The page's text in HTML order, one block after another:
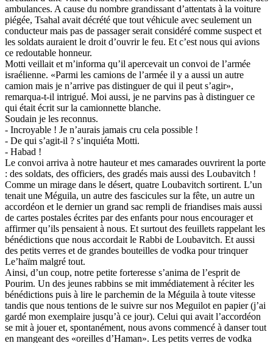
ambulances. A cause du nombre grandissant d’attentats à la voiture
piégée, Tsahal avait décrété que tout véhicule avec seulement un
conducteur mais pas de passager serait considéré comme suspect et
les soldats auraient le droit d’ouvrir le feu. Et c’est nous qui avions
ce redoutable honneur.
Motti veillait et m’informa qu’il apercevait un convoi de l’armée
israélienne. «Parmi les camions de l’armée il y a aussi un autre
camion mais je n’arrive pas distinguer de qui il peut s’agir»,
remarqua-t-il intrigué. Moi aussi, je ne parvins pas à distinguer ce
qui était écrit sur la camionnette blanche.
Soudain je les reconnus.
- Incroyable ! Je n’aurais jamais cru cela possible !
- De qui s’agit-il ? s’inquiéta Motti.
- Habad !
Le convoi arriva à notre hauteur et mes camarades ouvrirent la porte
: des soldats, des officiers, des gradés mais aussi des Loubavitch !
Comme un mirage dans le désert, quatre Loubavitch sortirent. L’un
tenait une Méguila, un autre des fascicules sur la fête, un autre un
accordéon et le dernier un grand sac rempli de friandises mais aussi
de cartes postales écrites par des enfants pour nous encourager et
affirmer qu’ils pensaient à nous. Et surtout des feuillets rappelant les
bénédictions que nous accordait le Rabbi de Loubavitch. Et aussi
des petits verres et de grandes bouteilles de vodka pour trinquer
Le’haïm malgré tout.
Ainsi, d’un coup, notre petite forteresse s’anima de l’esprit de
Pourim. Un des jeunes rabbins se mit immédiatement à réciter les
bénédictions puis à lire le parchemin de la Méguila à toute vitesse
tandis que nous tentions de le suivre sur nos Meguilot en papier (j’ai
gardé mon exemplaire jusqu’à ce jour). Celui qui avait l’accordéon
se mit à jouer et, spontanément, nous avons commencé à danser tout
en mangeant des «oreilles d’Haman». Les petits verres de vodka